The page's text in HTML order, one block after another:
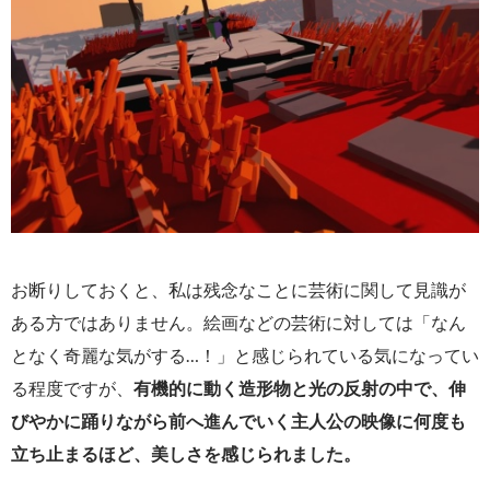
お断りしておくと、私は残念なことに芸術に関して見識が
ある方ではありません。絵画などの芸術に対しては「なん
となく奇麗な気がする…！」と感じられている気になってい
る程度ですが、 有機的に動く造形物と光の反射の中で、伸
びやかに踊りながら前へ進んでいく主人公の映像に何度も
立ち止まるほど、美しさを感じられました。